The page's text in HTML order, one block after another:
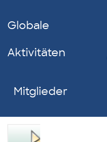
Globale
Aktivitäten
Mitglieder